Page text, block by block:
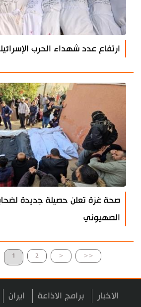
ارتفاع عدد شهداء الحرب
صحة غزة تعلن حصيلة جديدة
الصهيوني
1 2 < <<
الاخبار برامج الاذاعة ايران